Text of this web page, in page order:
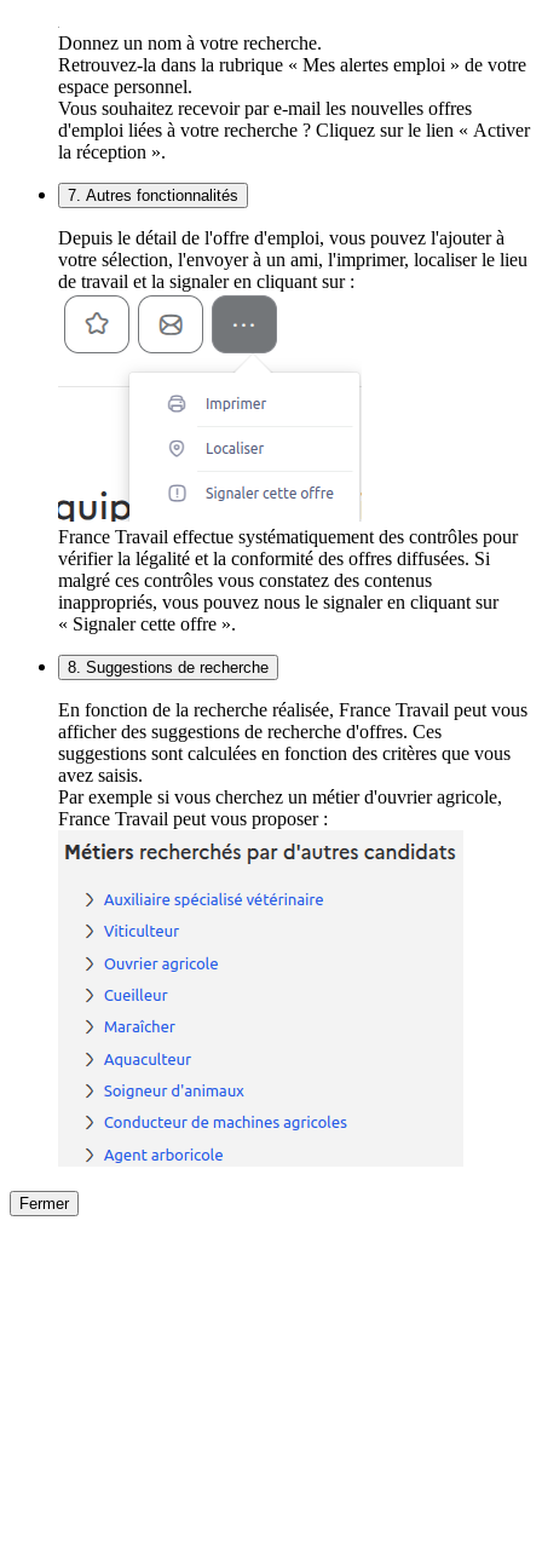
Donnez un nom à votre recherche.
Retrouvez-la dans la rubrique « Mes alertes emploi » de votre
espace personnel.
Vous souhaitez recevoir par e-mail les nouvelles offres
d'emploi liées à votre recherche ? Cliquez sur le lien « Activer
la réception ».
7. Autres fonctionnalités
Depuis le détail de l'offre d'emploi, vous pouvez l'ajouter à
votre sélection, l'envoyer à un ami, l'imprimer, localiser le lieu
de travail et la signaler en cliquant sur :
France Travail effectue systématiquement des contrôles pour
vérifier la légalité et la conformité des offres diffusées. Si
malgré ces contrôles vous constatez des contenus
inappropriés, vous pouvez nous le signaler en cliquant sur
« Signaler cette offre ».
8. Suggestions de recherche
En fonction de la recherche réalisée, France Travail peut vous
afficher des suggestions de recherche d'offres. Ces
suggestions sont calculées en fonction des critères que vous
avez saisis.
Par exemple si vous cherchez un métier d'ouvrier agricole,
France Travail peut vous proposer :
Fermer